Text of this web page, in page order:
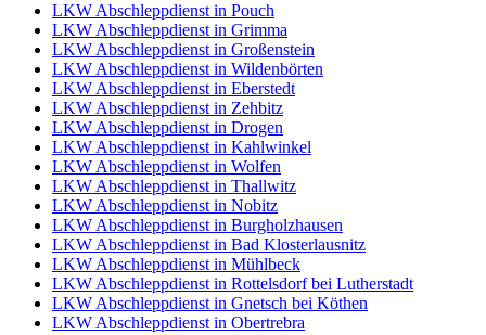
LKW Abschleppdienst in Pouch
LKW Abschleppdienst in Grimma
LKW Abschleppdienst in Großenstein
LKW Abschleppdienst in Wildenbörten
LKW Abschleppdienst in Eberstedt
LKW Abschleppdienst in Zehbitz
LKW Abschleppdienst in Drogen
LKW Abschleppdienst in Kahlwinkel
LKW Abschleppdienst in Wolfen
LKW Abschleppdienst in Thallwitz
LKW Abschleppdienst in Nobitz
LKW Abschleppdienst in Burgholzhausen
LKW Abschleppdienst in Bad Klosterlausnitz
LKW Abschleppdienst in Mühlbeck
LKW Abschleppdienst in Rottelsdorf bei Lutherstadt
LKW Abschleppdienst in Gnetsch bei Köthen
LKW Abschleppdienst in Obertrebra